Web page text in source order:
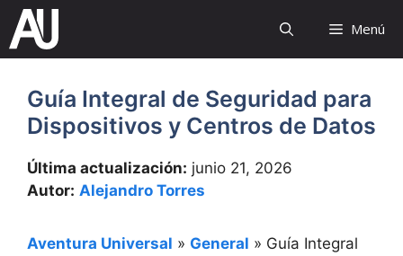
Saltar
contenido
Menú
Guía Integral de Seguridad para
Dispositivos y Centros de Datos
Última actualización: junio 21, 2026
Autor: Alejandro Torres
Aventura Universal » General » Guía Integral